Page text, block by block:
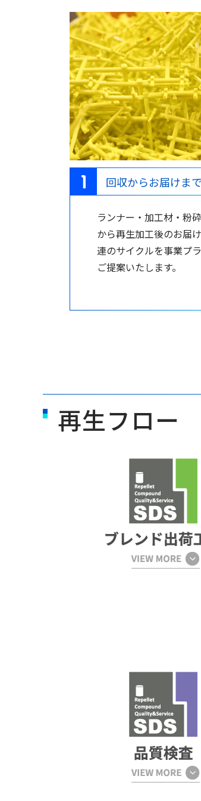
回収からお届けまで
ランナー・加工材・粉
から再生加工後のお届
連のサイクルを事業プ
ご提案いたします。
再生フロー